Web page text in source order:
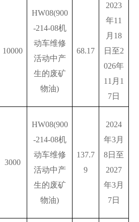
10000
HW08(900
-214-08机
动车维修
活动中产
生的废矿
物油)
68.17
2023
年11
月18
日至2
026年
11月1
7日
3000
HW08(900
-214-08机
动车维修
活动中产
生的废矿
物油)
137.7
9
2024
年3月
8日至
2027
年3月
7日